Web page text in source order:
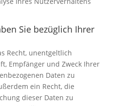
Sie bezüglich Ihrer
Recht, unentgeltlich
Empfänger und Zweck Ihrer
Daten zu
ein Recht, die
dieser Daten zu